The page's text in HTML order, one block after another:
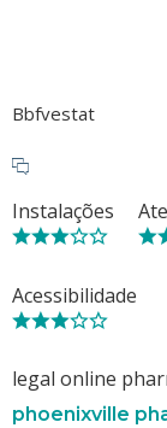
Bbfvestat
Instalações
Acessibilidade
legal online
phoenixville